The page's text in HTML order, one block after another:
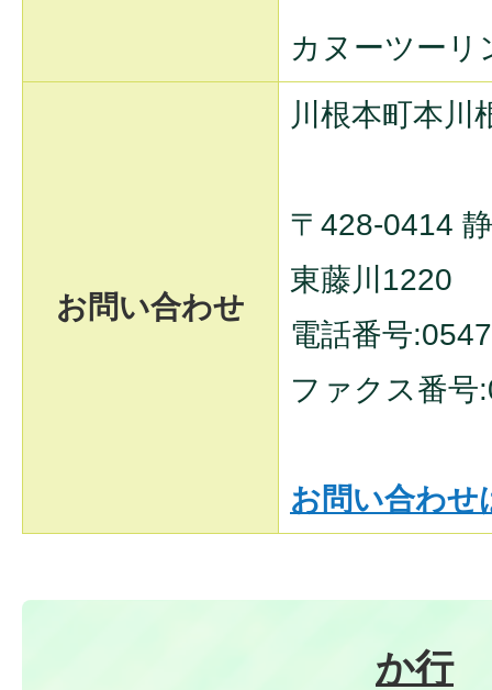
カヌーツーリ
お問い合わせ
川根本町本川
〒428-0414
東藤川1220
電話番号
ファクス番号
お問い合わせ
か行